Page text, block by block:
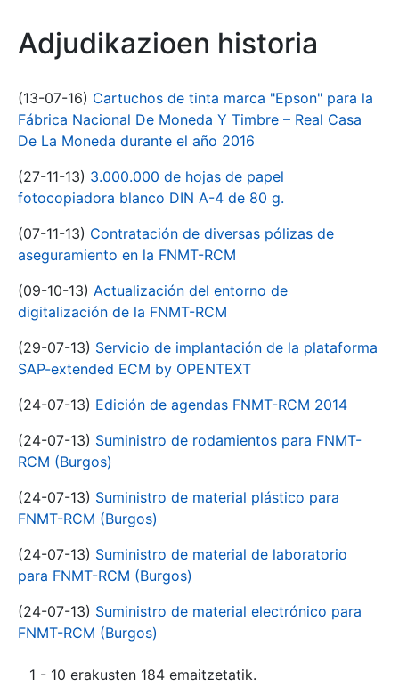
Adjudikazioen historia
(13-07-16) Cartuchos de tinta marca "Epson" para la
Fábrica Nacional De Moneda Y Timbre – Real Casa
De La Moneda durante el año 2016
(27-11-13) 3.000.000 de hojas de papel
fotocopiadora blanco DIN A-4 de 80 g.
(07-11-13) Contratación de diversas pólizas de
aseguramiento en la FNMT-RCM
(09-10-13) Actualización del entorno de
digitalización de la FNMT-RCM
(29-07-13) Servicio de implantación de la plataforma
SAP-extended ECM by OPENTEXT
(24-07-13) Edición de agendas FNMT-RCM 2014
(24-07-13) Suministro de rodamientos para FNMT-
RCM (Burgos)
(24-07-13) Suministro de material plástico para
FNMT-RCM (Burgos)
(24-07-13) Suministro de material de laboratorio
para FNMT-RCM (Burgos)
(24-07-13) Suministro de material electrónico para
FNMT-RCM (Burgos)
1 - 10 erakusten 184 emaitzetatik.